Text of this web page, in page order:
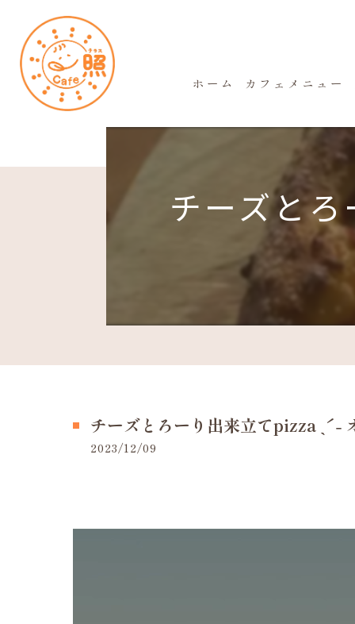
ホーム カフェメニュー
チーズと
チーズとろーり出来立てpizza ˎˊ˗
2023/12/09